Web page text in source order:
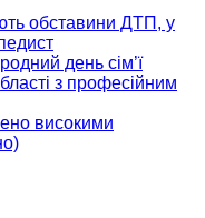
обставини ДТП, у
день сім’ї
з професійним
високими